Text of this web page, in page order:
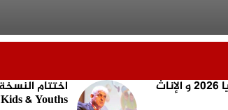
64.8% نسبة النجاح في بكالوريا 2026 و الإناث
Kids & Youths” و البرمجة و الروبوتيك